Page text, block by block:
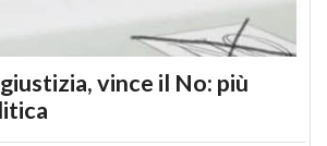
vince il No: più